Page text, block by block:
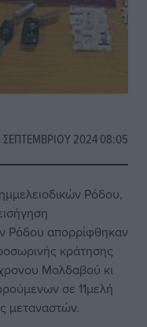
ΣΕΠΤΕΜΒΡΊΟΥ 2024 08:05
Ρόδου,
Ρόδου απορρίφθηκαν
κράτησης
Μολδαβού κι
σε 11μελή
μεταναστών.